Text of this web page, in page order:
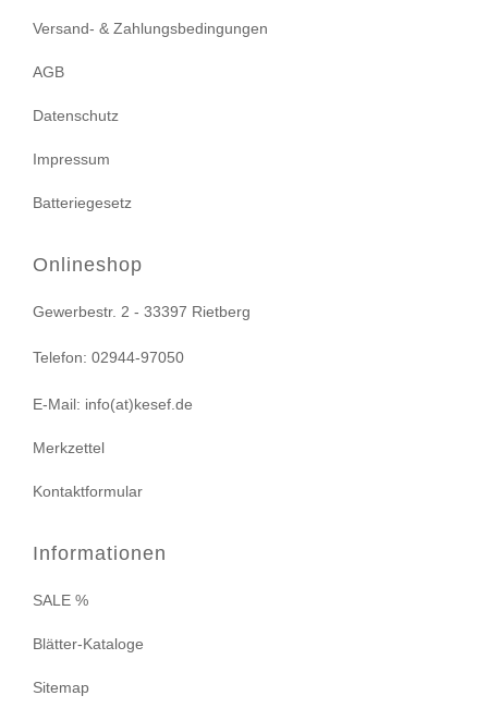
Versand- & Zahlungsbedingungen
AGB
Datenschutz
Impressum
Batteriegesetz
Onlineshop
Gewerbestr. 2 - 33397 Rietberg
Telefon: 02944-97050
E-Mail: info(at)kesef.de
Merkzettel
Kontaktformular
Informationen
SALE %
Blätter-Kataloge
Sitemap